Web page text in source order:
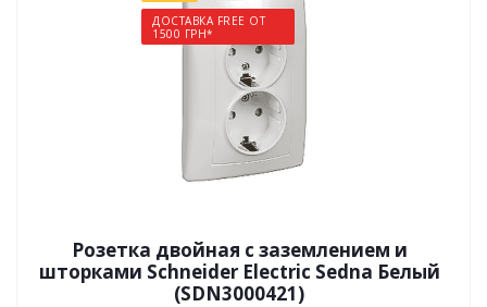
ДОСТАВКА FREE ОТ
1500 ГРН*
Розетка двойная с заземлением и
шторками Schneider Electric Sedna Белый
(SDN3000421)